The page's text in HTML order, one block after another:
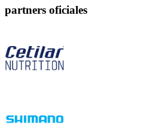
partners oficiales